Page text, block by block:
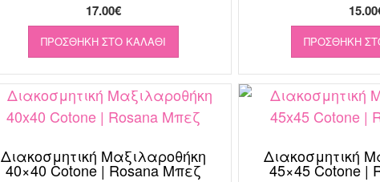
17.00€
ΠΡΟΣΘΉΚΗ ΣΤΟ ΚΑΛΆΘΙ
15.00
ΠΡΟΣΘΉΚΗ
Διακοσμητική Μαξιλαροθήκη
40×40 Cotone | Rosana Μπεζ
Διακοσμητική
45×45 Cotone |